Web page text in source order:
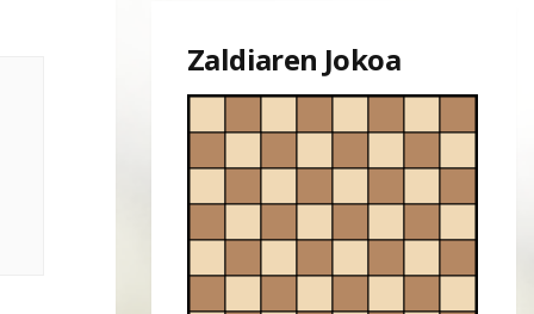
Zaldiaren Jokoa